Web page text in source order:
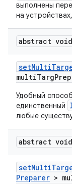
выполнены
на
abstract void
setMulti
multiTarg
Удобный
единственный
любые
abstract void
setMulti
Preparer >